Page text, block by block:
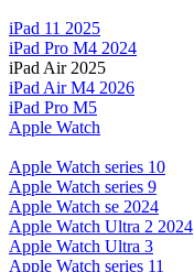
iPad 11 2025
iPad Pro M4 2024
iPad Air 2025
iPad Air M4 2026
iPad Pro M5
Apple Watch
Apple Watch series 10
Apple Watch series 9
Apple Watch se 2024
Apple Watch Ultra 2 2024
Apple Watch Ultra 3
Apple Watch series 11